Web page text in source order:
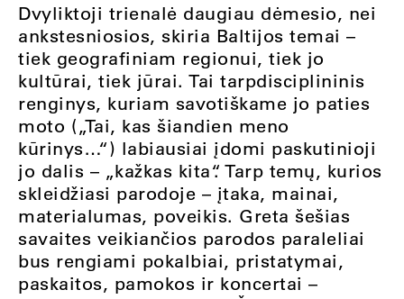
Dvyliktoji trienalė daugiau dėmesio, nei
ankstesniosios, skiria Baltijos temai –
tiek geografiniam regionui, tiek jo
kultūrai, tiek jūrai. Tai tarpdisciplininis
renginys, kuriam savotiškame jo paties
moto („Tai, kas šiandien meno
kūrinys…“) labiausiai įdomi paskutinioji
jo dalis – „kažkas kita“. Tarp temų, kurios
skleidžiasi parodoje – įtaka, mainai,
materialumas, poveikis. Greta šešias
savaites veikiančios parodos paraleliai
bus rengiami pokalbiai, pristatymai,
paskaitos, pamokos ir koncertai –